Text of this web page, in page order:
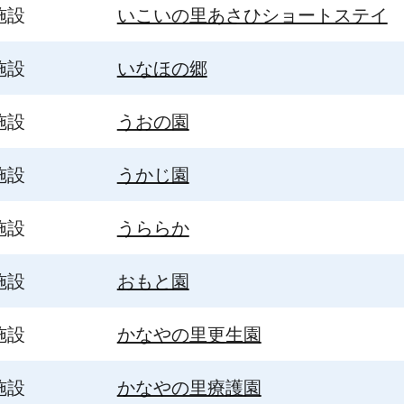
設 いこいの里あさひショートステイ
設 いなほの郷
設 うおの園
設 うかじ園
設 うららか
設 おもと園
設 かなやの里更生園
設 かなやの里療護園